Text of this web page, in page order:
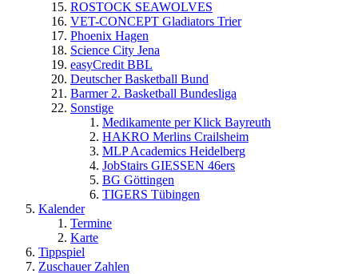
ROSTOCK SEAWOLVES
VET-CONCEPT Gladiators Trier
Phoenix Hagen
Science City Jena
easyCredit BBL
Deutscher Basketball Bund
Barmer 2. Basketball Bundesliga
Sonstige
Medikamente per Klick Bayreuth
HAKRO Merlins Crailsheim
MLP Academics Heidelberg
JobStairs GIESSEN 46ers
BG Göttingen
TIGERS Tübingen
Kalender
Termine
Karte
Tippspiel
Zuschauer Zahlen